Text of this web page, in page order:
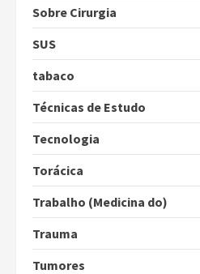
Sobre Cirurgia
SUS
tabaco
Técnicas de Estudo
Tecnologia
Torácica
Trabalho (Medicina do)
Trauma
Tumores